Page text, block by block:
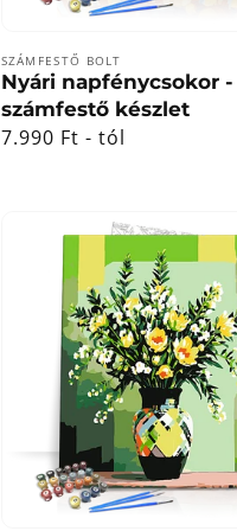
Forgalmazó:
SZÁMFESTŐ BOLT
Nyári napfénycsokor -
számfestő készlet
Normál
7.990 Ft - tól